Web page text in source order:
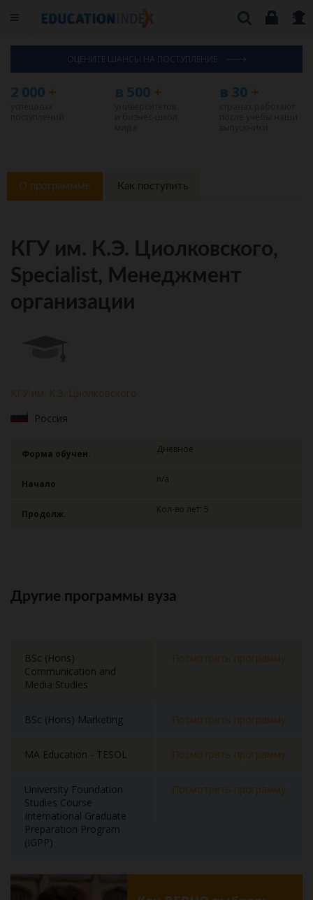
ОЦЕНИТЕ ШАНСЫ НА ПОСТУПЛЕНИЕ
2 000 + в 500 + в 30+
О программме Как поступить
КГУ им. К.Э. Циолковского,
Specialist, Менеджмент
организации
КГУ им. К.Э. Циолковского
Россия
Форма обучен. Дневное
Начало n/a
Продолж. Кол-во лет: 5
Другие программы вуза
BSc (Hons)
Communication and
Media Studies
Посмотреть программу
BSc (Hons) Marketing Посмотреть программу
MA Education - TESOL Посмотреть программу
University Foundation
Studies Course
International Graduate
Preparation Program
(IGPP)
Посмотреть программу